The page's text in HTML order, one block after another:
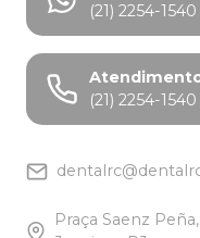
(21) 2254-1540
(21) 2254-1540
Praça Saenz